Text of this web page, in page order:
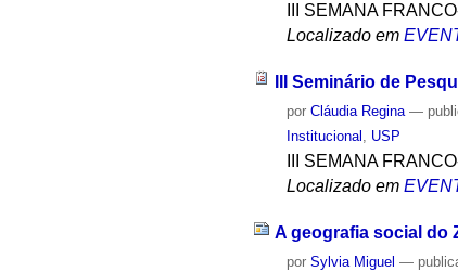
III SEMANA
Localizado em
III Seminário de
porCláudia Regina —
Institucional , USP
III SEMANA
Localizado em
A geografia social do
porSylvia Miguel —